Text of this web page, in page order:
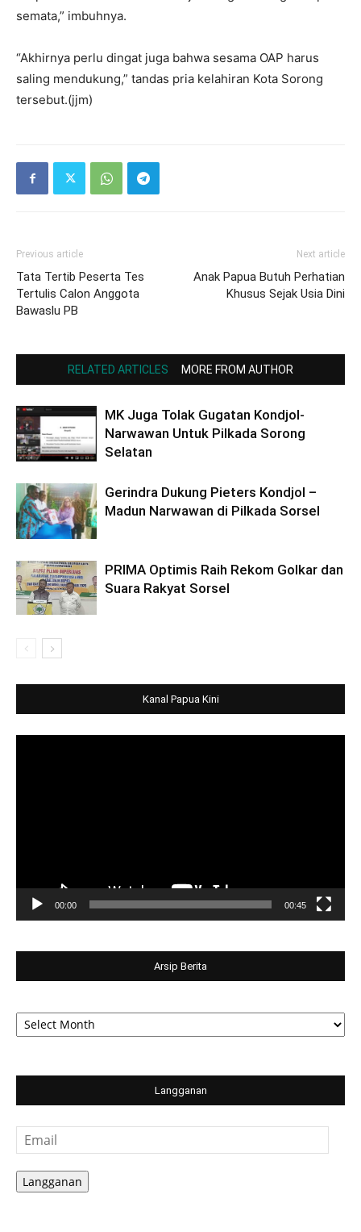
semata,” imbuhnya.
“Akhirnya perlu dingat juga bahwa sesama OAP harus
saling mendukung,” tandas pria kelahiran Kota Sorong
tersebut.(jjm)
Previous article
Tata Tertib Peserta Tes
Tertulis Calon Anggota
Bawaslu PB
Next article
Anak Papua Butuh Perhatian
Khusus Sejak Usia Dini
RELATED ARTICLES MORE FROM AUTHOR
MK Juga Tolak Gugatan Kondjol-
Narwawan Untuk Pilkada Sorong
Selatan
Gerindra Dukung Pieters Kondjol –
Madun Narwawan di Pilkada Sorsel
PRIMA Optimis Raih Rekom Golkar dan
Suara Rakyat Sorsel
Kanal Papua Kini
00:00 00:45
Arsip Berita
Arsip
Berita
Langganan
Email
Langganan